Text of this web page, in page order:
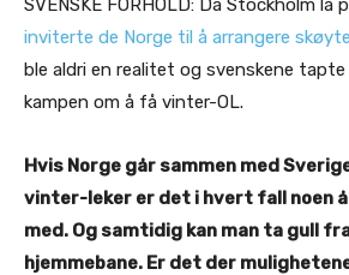
SVENSKE FORHOLD: Da Stockholm la
inviterte de Norge til å arrangere
ble aldri en realitet og svenskene
kampen om å få vinter-OL.
Hvis Norge går sammen med
vinter-leker er det i hvert fall noen
med. Og samtidig kan man ta gull
hjemmebane. Er det der